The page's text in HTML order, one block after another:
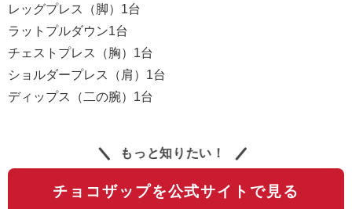
レッグプレス（脚）1台
ラットプルダウン1台
チェストプレス（胸）1台
ショルダープレス（肩）1台
ディップス（二の腕）1台
もっと知りたい！
チョコザップを公式サイトで見る